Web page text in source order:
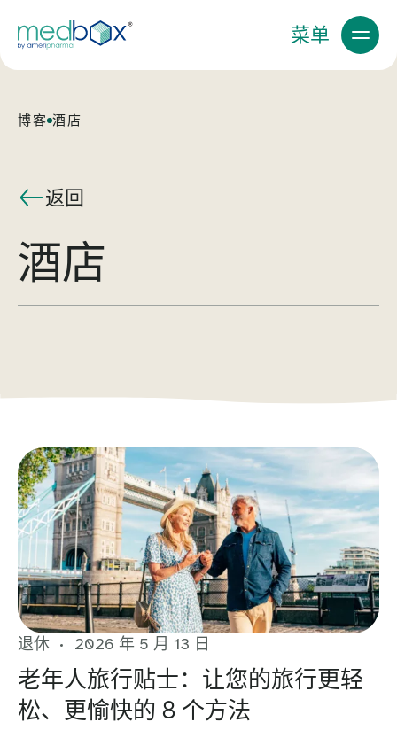
菜单
博客 酒店
返回
酒店
退休 2026 年 5 月 13 日
老年人旅行贴士：让您的旅行更轻
松、更愉快的 8 个方法